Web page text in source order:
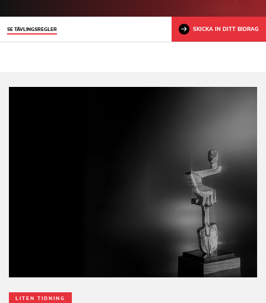
SE TÄVLINGSREGLER SKICKA IN DITT BIDRAG
LITEN TIDNING